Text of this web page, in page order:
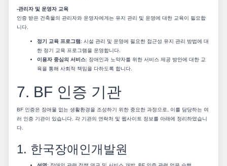
-관리자 및 운영자 교육
인증 받은 건축물의 관리자와 운영자에게는 유지 관리 및 운영에 대한 교육이 필요합
니다.
정기 교육 프로그램: 시설 관리 및 운영에 필요한 접근성 유지 관리 방법에 대
한 정기 교육 프로그램을 운영합니다.
이용자 중심의 서비스: 장애인과 노약자를 위한 서비스 제공 방안에 대한 교
육을 통해 사회적 책임을 다하도록 합니다.
7. BF 인증 기관
BF 인증은 장애물 없는 생활환경을 조성하기 위한 중요한 과정으로, 이를 담당하는 여
러 인증 기관이 있습니다. 각 기관의 연락처 및 웹사이트 정보를 아래에 정리하였습니
다.
1. 한국장애인개발원